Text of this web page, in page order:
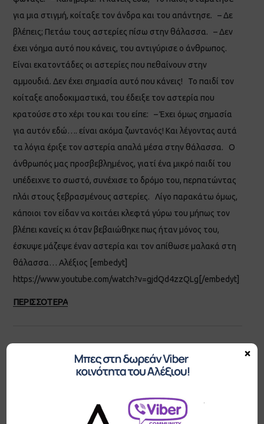
για μια στιγμή, κοίταξε τον άνδρα και του απάντησε. – Δε
βλέπεις; Πετάω τους αστερίες πίσω στην θάλασσα. – Δεν
έχει νόημα αυτό που κάνεις, του αντιγύρισε ο άνθρωπος.
Είναι εκατοντάδες οι αστερίες που πεθαίνουν στην
αμμουδιά. Δεν έχει σημασία αυτό που κάνεις! Το παιδί τον
κοίταξε αποδοκιμαστικά, του έδειξε τον αστερία που
κρατούσε στο χέρι του και του είπε: – Έχει όμως σημασία
για αυτόν εδώ…. είναι ακόμα ζωντανός! Και λέγοντας αυτά
τα λόγια έριξε τον αστερία απαλά μέσα στην θάλασσα. Ο
άνθρωπός μας προσβεβλημένος, γιατί ένα μικρό παιδί του
υπέδειχνε το σωστό, συνέχισε το δρόμο του, περπατώντας
πλάι στους ξεβρασμένους αστερίες. Λίγο παρακάτω όμως,
κάποιοι τον είδαν να κοιτάει κλεφτά γύρω του μήπως τον
βλέπει κανείς κι όταν βεβαιώθηκε πως ήταν μόνος του,
έσκυψε μάζεψε έναν αστερία και τον απίθωσε μαλακά στη
θάλασσα… Αλέξιος [embedyt]
https://www.youtube.com/watch?v=gjdQd4zzQLg[/embedyt]
ΠΕΡΙΣΣΟΤΕΡΑ
×